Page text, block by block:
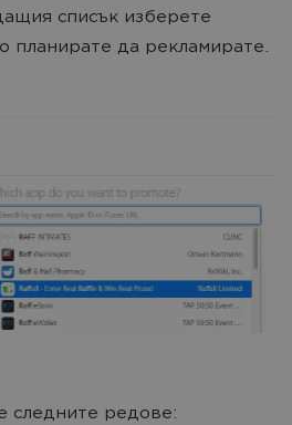
списък изберете
планирате да рекламирате.
следните редове: